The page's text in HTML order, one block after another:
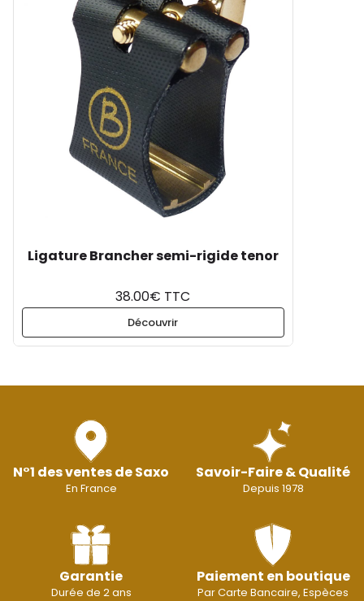
Ligature Brancher semi-rigide tenor
38.00€ TTC
Découvrir
N°1 des ventes de Saxo
En France
Savoir-Faire & Qualité
Depuis 1978
Garantie
Durée de 2 ans
Paiement en boutique
Par Carte Bancaire, Espèces